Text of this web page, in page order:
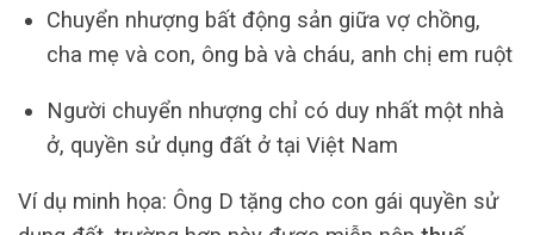
Chuyển nhượng bất động sản giữa vợ chồng,
cha mẹ và con, ông bà và cháu, anh chị em ruột
Người chuyển nhượng chỉ có duy nhất một nhà
ở, quyền sử dụng đất ở tại Việt Nam
Ví dụ minh họa: Ông D tặng cho con gái quyền sử